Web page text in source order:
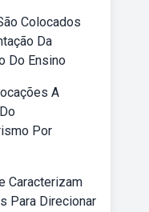
Colocados
Da
Do Ensino
A
Por
Caracterizam
Para Direcionar